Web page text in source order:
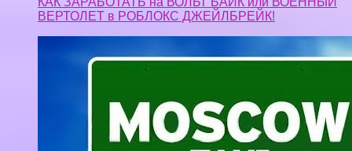
ВЕРТОЛЕТ в РОБЛОКС ДЖЕЙЛБРЕЙК!